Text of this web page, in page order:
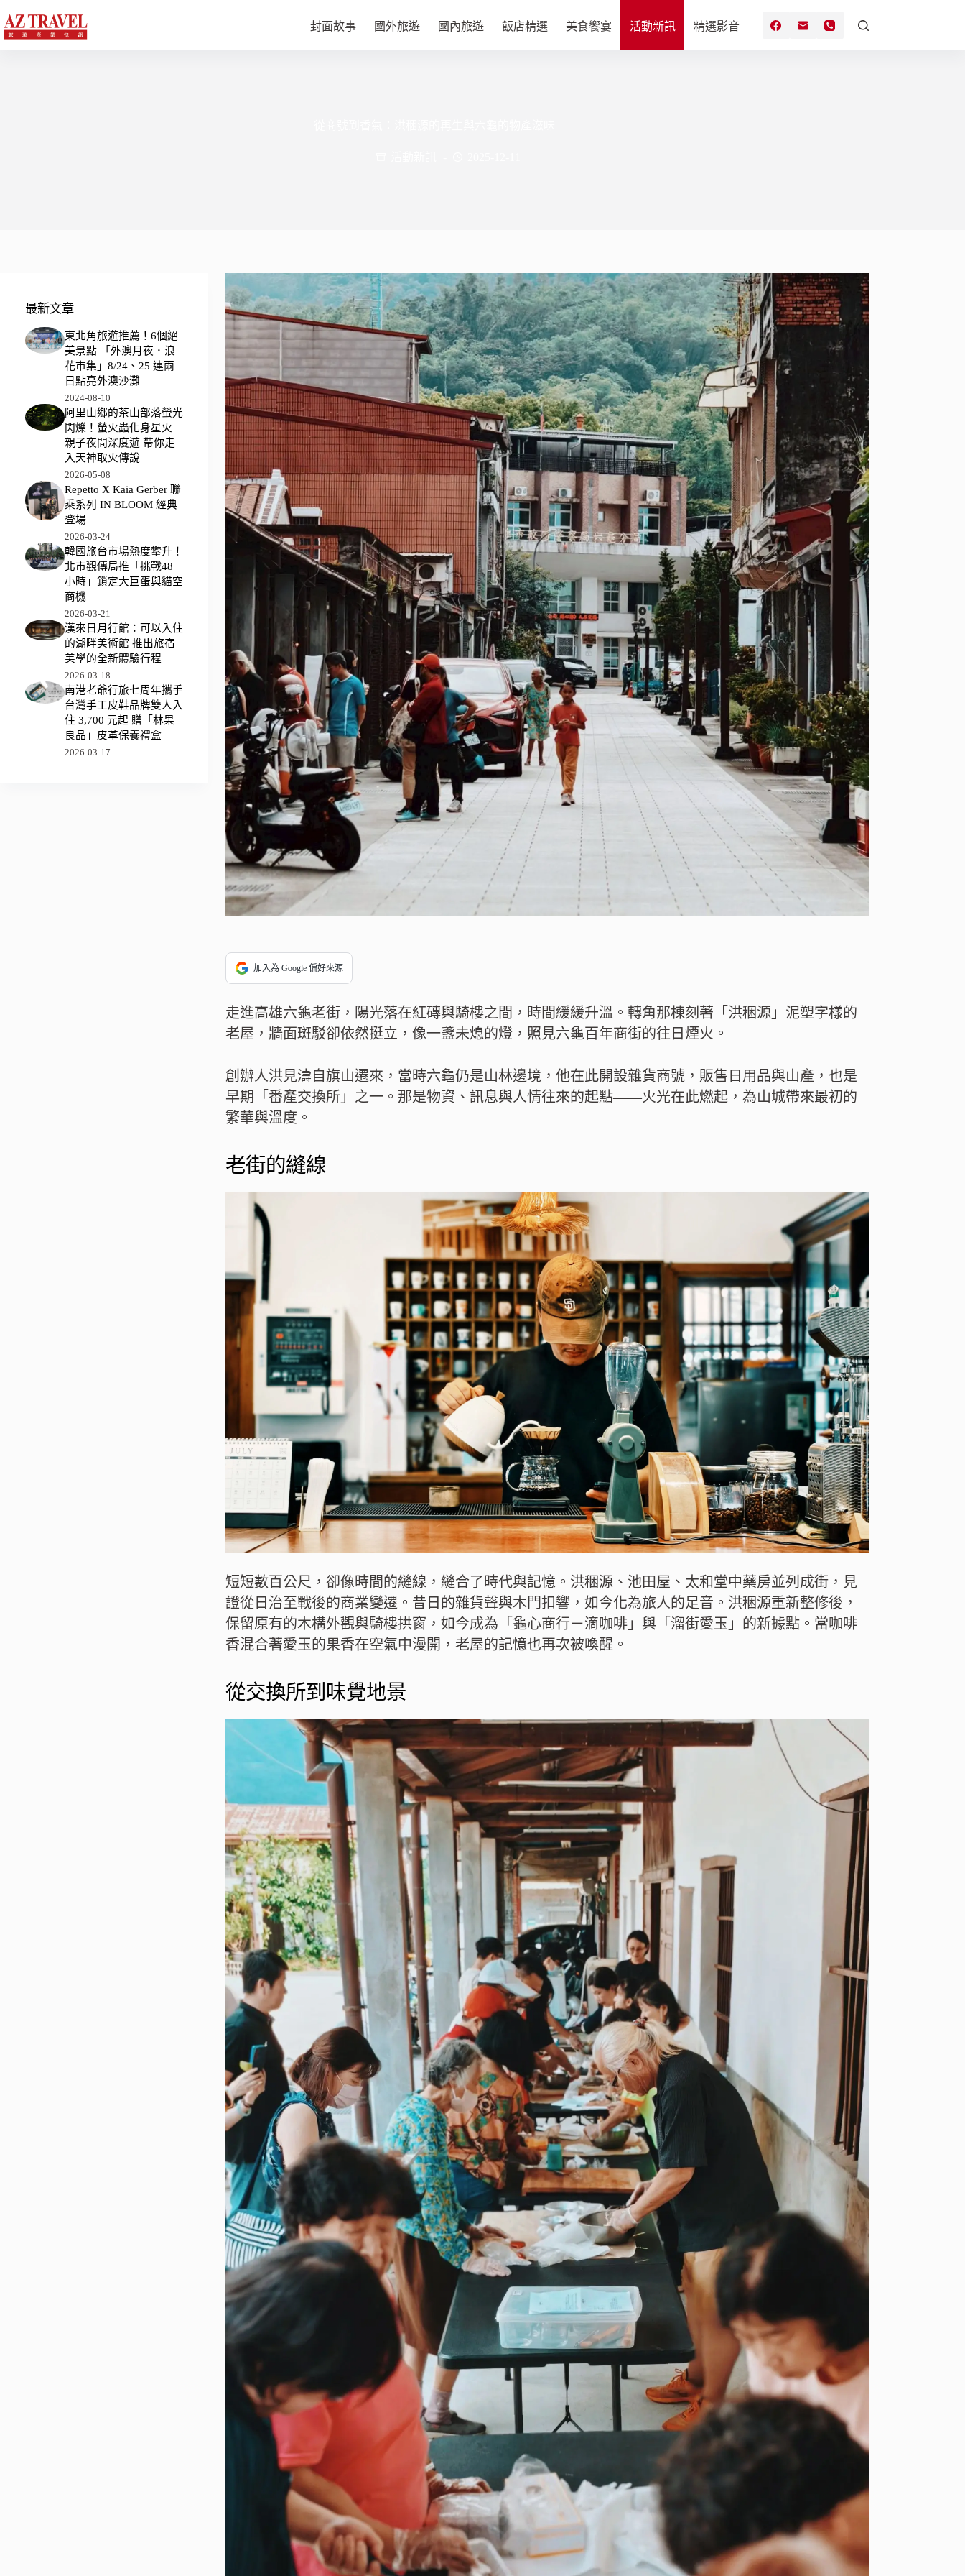
至
主
封面故事 國外旅遊 國內旅遊 飯店精選 美食饗宴 活動新訊 精選影音
加入為 Google 偏好來源
走進高雄六龜老街，陽光落在紅磚與騎樓之間，時間緩緩升溫。轉角那棟刻著「洪稇源」泥塑字樣的
老屋，牆面斑駁卻依然挺立，像一盞未熄的燈，照見六龜百年商街的往日煙火。
創辦人洪見濤自旗山遷來，當時六龜仍是山林邊境，他在此開設雜貨商號，販售日用品與山產，也是
早期「番產交換所」之一。那是物資、訊息與人情往來的起點——火光在此燃起，為山城帶來最初的
繁華與溫度。
老街的縫線
短短數百公尺，卻像時間的縫線，縫合了時代與記憶。洪稇源、池田屋、太和堂中藥房並列成街，見
證從日治至戰後的商業變遷。昔日的雜貨聲與木門扣響，如今化為旅人的足音。洪稇源重新整修後，
保留原有的木構外觀與騎樓拱窗，如今成為「龜心商行－滴咖啡」與「溜街愛玉」的新據點。當咖啡
香混合著愛玉的果香在空氣中漫開，老屋的記憶也再次被喚醒。
從交換所到味覺地景
最新文章
東北角旅遊推薦！6個絕
美景點 「外澳月夜．浪
花市集」8/24、25 連兩
日點亮外澳沙灘
2024-08-10
阿里山鄉的茶山部落螢光
閃爍！螢火蟲化身星火
親子夜間深度遊 帶你走
入天神取火傳說
2026-05-08
Repetto X Kaia Gerber 聯
乘系列 IN BLOOM 經典
登場
2026-03-24
韓國旅台市場熱度攀升！
北市觀傳局推「挑戰48
小時」鎖定大巨蛋與貓空
商機
2026-03-21
漢來日月行館：可以入住
的湖畔美術館 推出旅宿
美學的全新體驗行程
2026-03-18
南港老爺行旅七周年攜手
台灣手工皮鞋品牌雙人入
住 3,700 元起 贈「林果
良品」皮革保養禮盒
2026-03-17